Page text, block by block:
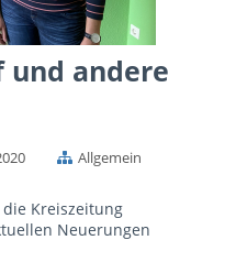
und andere
Allgemein
Kreiszeitung
Neuerungen